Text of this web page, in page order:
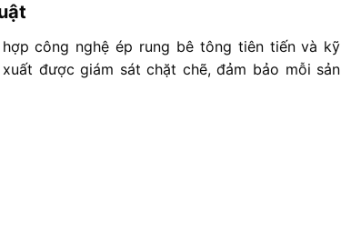
hợpcông nghệép rung bê tông tiên tiếnvà kỹ
xuất đượcgiám sátchặt chẽ,đảm bảo mỗi sản